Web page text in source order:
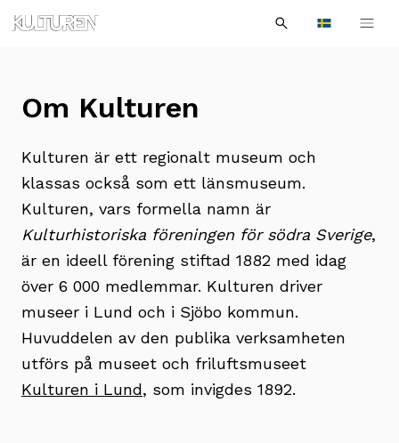
navigationen
innehållet
Languages
efter:
Sök
Om Kulturen
Kulturen är ett regionalt museum och
klassas också som ett länsmuseum.
Kulturen, vars formella namn är
Kulturhistoriska föreningen för södra Sverige,
är en ideell förening stiftad 1882 med idag
över 6 000 medlemmar. Kulturen driver
museer i Lund och i Sjöbo kommun.
Huvuddelen av den publika verksamheten
utförs på museet och friluftsmuseet
Kulturen i Lund, som invigdes 1892.